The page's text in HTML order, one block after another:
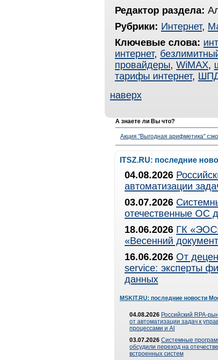
Редактор раздела:
Рубрики: Интернет,
Ключевые слова:
интернет,
провайдеры, WiMAX,
тарифы интернет,
наверх
А знаете ли Вы что?
Акция "Выгодная арифметика"
ITSZ.RU: последние
04.08.2026
автоматизации
03.07.2026
отечественные ОС
18.06.2026 ГК
«Весенний
16.06.2026 От
service: эксперты
данных
MSKIT.RU: последние новости
04.08.2026 Российский RPA-
от автоматизации задач к
процессами и AI
03.07.2026 Системные
обсудили переход на
встроенных систем